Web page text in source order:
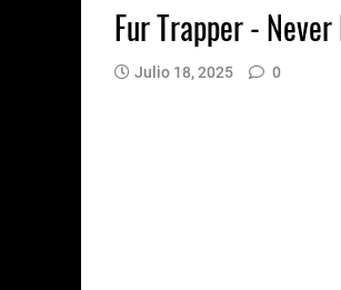
Fur Trapper - Never
Julio 18, 2025 0